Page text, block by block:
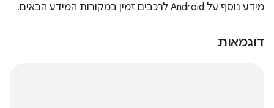
מידע נוסף על Android לרכבים זמין במקורות המידע הבאים.
דוגמאות